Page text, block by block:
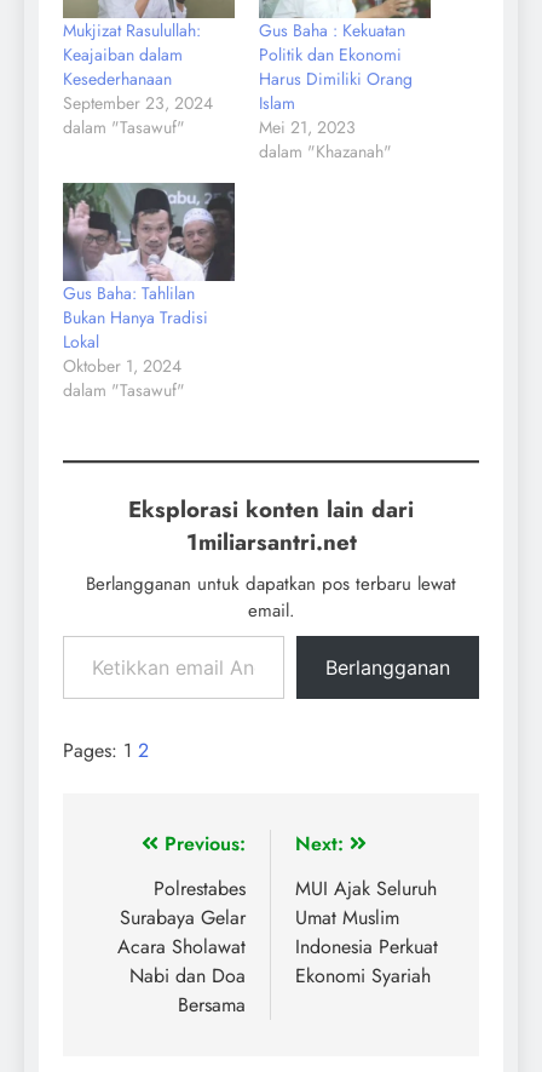
Mukjizat Rasulullah:
Keajaiban dalam
Kesederhanaan
September 23, 2024
dalam "Tasawuf"
Gus Baha : Kekuatan
Politik dan Ekonomi
Harus Dimiliki Orang
Islam
Mei 21, 2023
dalam "Khazanah"
Gus Baha: Tahlilan
Bukan Hanya Tradisi
Lokal
Oktober 1, 2024
dalam "Tasawuf"
Eksplorasi konten lain dari
1miliarsantri.net
Berlangganan untuk dapatkan pos terbaru lewat
email.
Berlangganan
Pages: 1 2
Previous:
Polrestabes
Surabaya Gelar
Acara Sholawat
Nabi dan Doa
Bersama
Next:
MUI Ajak Seluruh
Umat Muslim
Indonesia Perkuat
Ekonomi Syariah